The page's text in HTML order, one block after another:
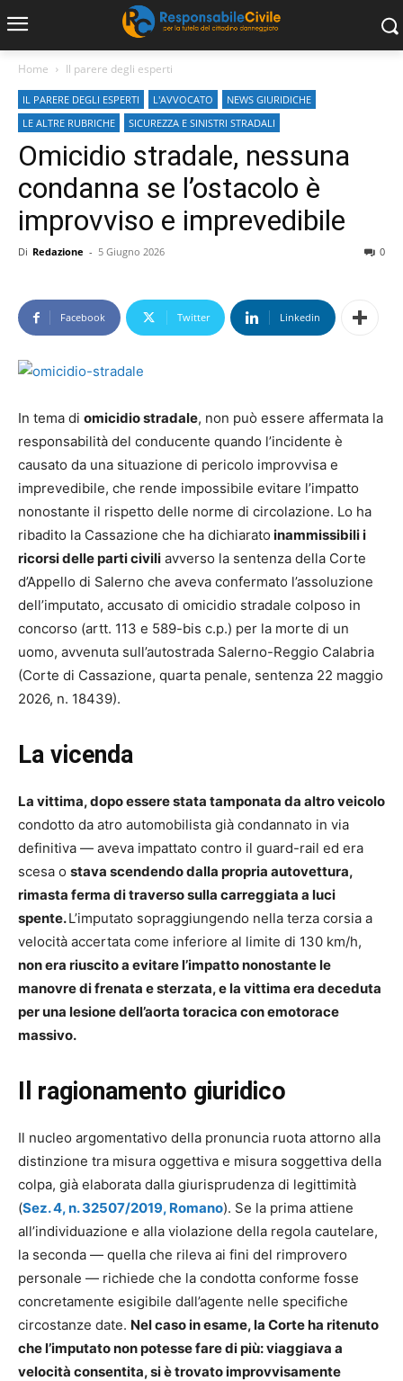
Home Il parere degli esperti
IL PARERE DEGLI ESPERTI L'AVVOCATO
NEWS GIURIDICHE
LE ALTRE RUBRICHE
SICUREZZA E SINISTRI STRADALI
Omicidio stradale, nessuna
condanna se l’ostacolo è
improvviso e imprevedibile
Di Redazione - 5 Giugno 2026 0
Facebook Twitter Linkedin
In tema di omicidio stradale, non può essere affermata la
responsabilità del conducente quando l’incidente è
causato da una situazione di pericolo improvvisa e
imprevedibile, che rende impossibile evitare l’impatto
nonostante il rispetto delle norme di circolazione. Lo ha
ribadito la Cassazione che ha dichiarato inammissibili i
ricorsi delle parti civili avverso la sentenza della Corte
d’Appello di Salerno che aveva confermato l’assoluzione
dell’imputato, accusato di omicidio stradale colposo in
concorso (artt. 113 e 589-bis c.p.) per la morte di un
uomo, avvenuta sull’autostrada Salerno-Reggio Calabria
(Corte di Cassazione, quarta penale, sentenza 22 maggio
2026, n. 18439).
La vicenda
La vittima, dopo essere stata tamponata da altro veicolo
condotto da atro automobilista già condannato in via
definitiva — aveva impattato contro il guard-rail ed era
scesa o stava scendendo dalla propria autovettura,
rimasta ferma di traverso sulla carreggiata a luci
spente.L’imputato sopraggiungendo nella terza corsia a
velocità accertata come inferiore al limite di 130 km/h,
non era riuscito a evitare l’impatto nonostante le
manovre di frenata e sterzata, e la vittima era deceduta
per una lesione dell’aorta toracica con emotorace
massivo.
Il ragionamento giuridico
Il nucleo argomentativo della pronuncia ruota attorno alla
distinzione tra misura oggettiva e misura soggettiva della
colpa, già elaborata dalla giurisprudenza di legittimità
(Sez. 4, n. 32507/2019, Romano). Se la prima attiene
all’individuazione e alla violazione della regola cautelare,
la seconda — quella che rileva ai fini del rimprovero
personale — richiede che la condotta conforme fosse
concretamente esigibile dall’agente nelle specifiche
circostanze date. Nel caso in esame, la Corte ha ritenuto
che l’imputato non potesse fare di più: viaggiava a
velocità consentita, si è trovato improvvisamente